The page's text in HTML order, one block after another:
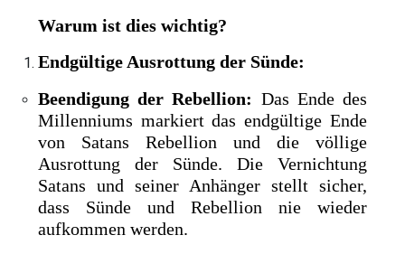
Warum ist dies wichtig?
Endgültige Ausrottung der Sünde:
Beendigung der Rebellion: Das Ende des
Millenniums markiert das endgültige Ende
von Satans Rebellion und die völlige
Ausrottung der Sünde. Die Vernichtung
Satans und seiner Anhänger stellt sicher,
dass Sünde und Rebellion nie wieder
aufkommen werden.